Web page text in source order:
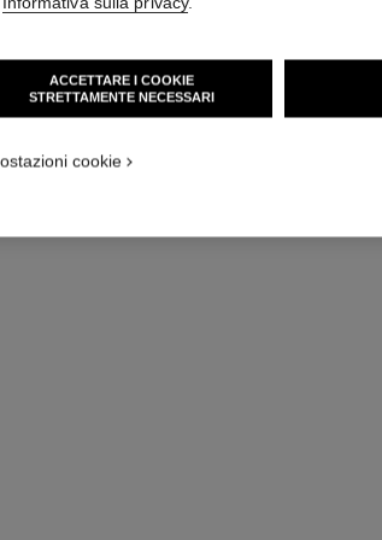
ACCETTARE I COOKIE
STRETTAMENTE NECESSARI
cookie